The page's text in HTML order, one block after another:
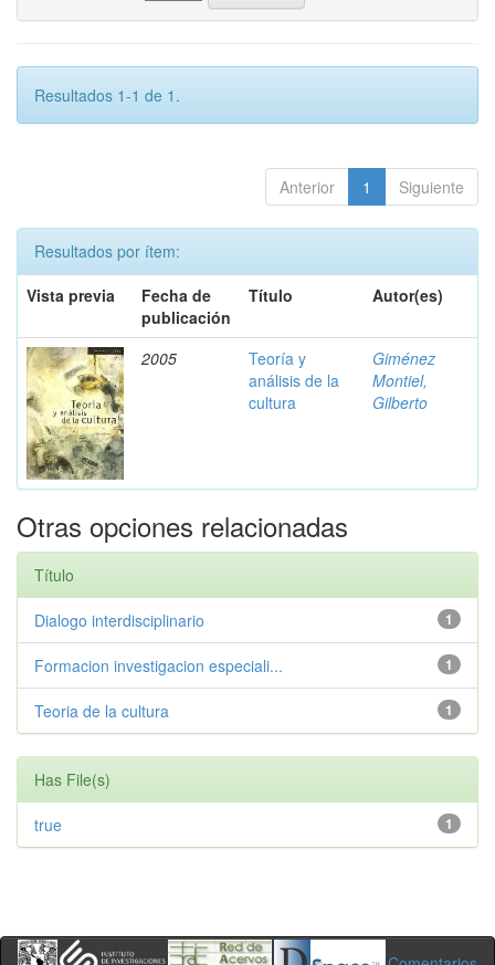
Resultados 1-1 de 1.
Anterior 1 Siguiente
Resultados por ítem:
Vista previa
Fecha de
publicación
Título Autor(es)
2005
Teoría y
análisis de la
cultura
Giménez
Montiel,
Gilberto
Otras opciones relacionadas
Título
1
Dialogo interdisciplinario
1
Formacion investigacion especiali...
1
Teoria de la cultura
Has File(s)
1
true